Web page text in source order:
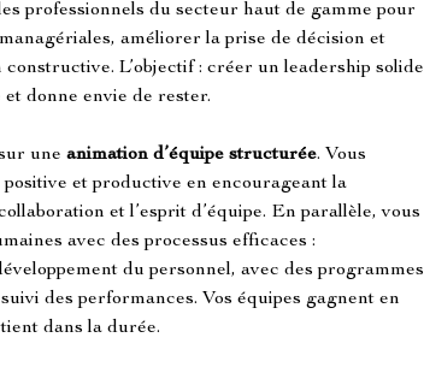
professionnels du secteur haut de gamme pour
améliorer la prise de décision et
L’objectif : créer un leadership solide
donne envie de rester.
une animation d’équipe structurée. Vous
et productive en encourageant la
et l’esprit d’équipe. En parallèle, vous
avec des processus efficaces :
du personnel, avec des programmes
des performances. Vos équipes gagnent en
dans la durée.